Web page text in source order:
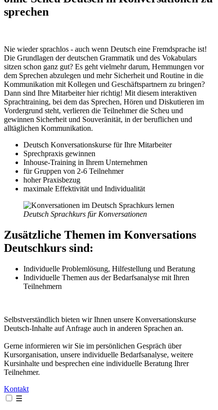
sprechen
Nie wieder sprachlos - auch wenn Deutsch eine Fremdsprache ist!
Die Grundlagen der deutschen Grammatik und des Vokabulars
sitzen schon ganz gut? Es geht vielmehr darum, Hemmungen vor
dem Sprechen abzulegen und mehr Sicherheit und Routine in die
Kommunikation mit Kollegen und Geschäftspartnern zu bringen?
Dann sind Ihre Mitarbeiter hier richtig! Mit diesem interaktiven
Sprachtraining, bei dem das Sprechen, Hören und Diskutieren im
Vordergrund steht, verlieren die Teilnehmer die Scheu und
gewinnen Sicherheit und Souveränität, in der beruflichen und
alltäglichen Kommunikation.
Deutsch Konversationskurse für Ihre Mitarbeiter
Sprechpraxis gewinnen
Inhouse-Training in Ihrem Unternehmen
für Gruppen von 2-6 Teilnehmer
hoher Praxisbezug
maximale Effektivität und Individualität
Deutsch Sprachkurs für Konversationen
Zusätzliche Themen im Konversations
Deutschkurs sind:
Individuelle Problemlösung, Hilfestellung und Beratung
Individuelle Themen aus der Bedarfsanalyse mit Ihren
Teilnehmern
Selbstverständlich bieten wir Ihnen unsere Konversationskurse
Deutsch-Inhalte auf Anfrage auch in anderen Sprachen an.
Gerne informieren wir Sie im persönlichen Gespräch über
Kursorganisation, unsere individuelle Bedarfsanalyse, weitere
Kursinhalte und besprechen eine individuelle Beratung Ihrer
Teilnehmer.
Kontakt
☰